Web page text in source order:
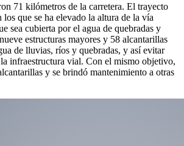
71 kilómetros de la carretera. El trayecto
los que se ha elevado la altura de la vía
sea cubierta por el agua de quebradas y
estructuras mayores y 58 alcantarillas
de lluvias, ríos y quebradas, y así evitar
infraestructura vial. Con el mismo objetivo,
y se brindó mantenimiento a otras